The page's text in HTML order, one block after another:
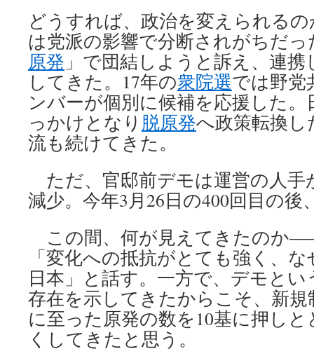
どうすれば、政治を変えられる
は党派の影響で分断されがちだ
原発 」で団結しようと訴え、連
してきた。17年の衆院選では野党
ンバーが個別に候補を応援した。
っかけとなり 脱原発へ政策転換
流も続けてきた。
ただ、官邸前デモは運営の人手
減少。今年3月26日の400回目の後
この間、何が見えてきたのか
「変化への抵抗がとても強く、
日本」と話す。一方で、デモと
存在を示してきたからこそ、新
に至った原発の数を10基に押し
くしてきたと思う。